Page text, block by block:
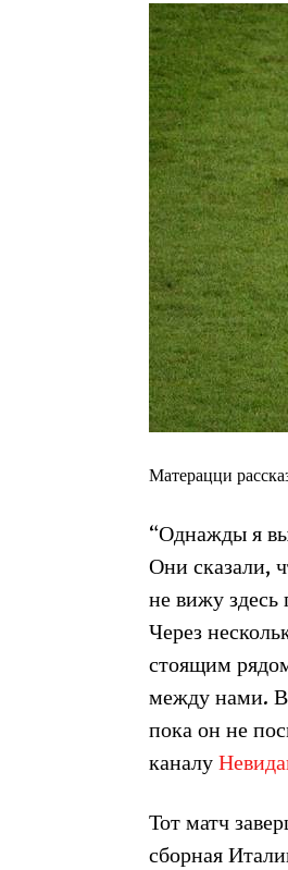
Матерацци
“Однажды я
Они сказали,
не вижу
Через
стоящим
между нами. В
пока он не
каналу
Тот матч
сборная